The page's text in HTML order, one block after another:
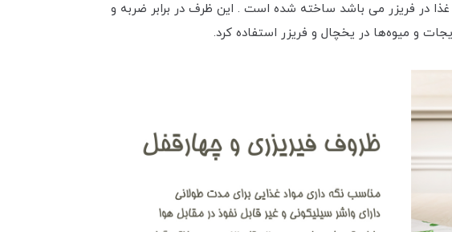
نگهداری غذا در فریزر می باشد ساخته شده‌ است . این ظرف در برابر ضربه و
و میوه‌ها در یخچال و فریزر استفاده کرد.